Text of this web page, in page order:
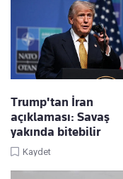
Trump'tan İran
açıklaması: Savaş
yakında bitebilir
Kaydet